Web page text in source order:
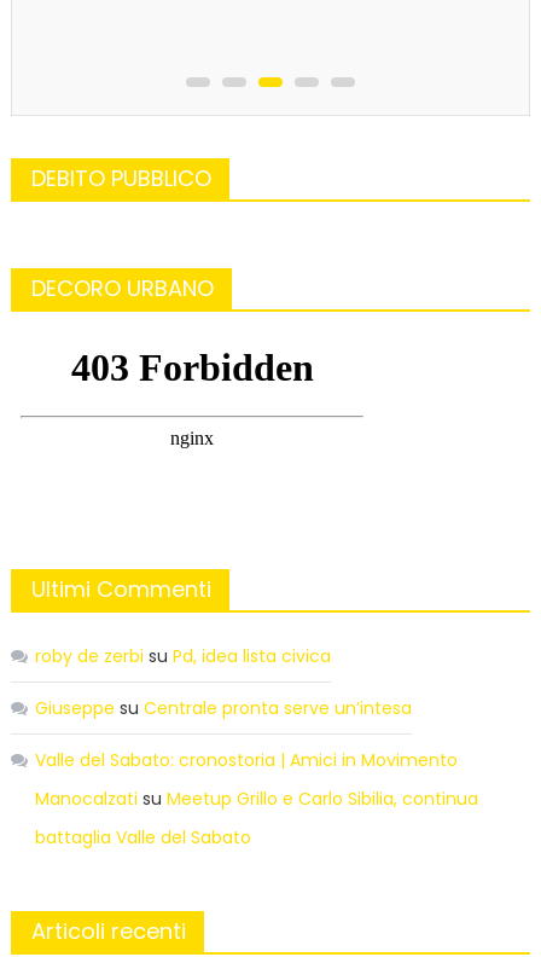
DEBITO PUBBLICO
DECORO URBANO
Ultimi Commenti
roby de zerbi su Pd, idea lista civica
Giuseppe su Centrale pronta serve un’intesa
Valle del Sabato: cronostoria | Amici in Movimento
Manocalzati su Meetup Grillo e Carlo Sibilia, continua
battaglia Valle del Sabato
Articoli recenti